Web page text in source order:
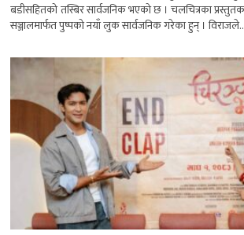
बडीसहितको तस्बिर सार्वजनिक भएको छ । चलचित्रका
सञ्जालमार्फत पुष्पको नयाँ लुक सार्वजनिक गरेका हुन् ।